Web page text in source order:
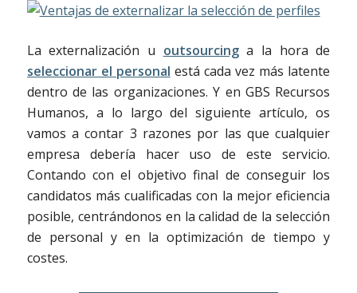
La externalización u outsourcinga la hora de
seleccionar el personal está cada vez más latente
dentro de las organizaciones. Y en GBS Recursos
Humanos, a lo largo del siguiente artículo, os
vamos a contar 3 razones por las que cualquier
empresa debería hacer uso de este servicio.
Contando con el objetivo final de conseguir los
candidatos más cualificadas con la mejor eficiencia
posible, centrándonos en la calidad de la selección
de personal y en la optimización de tiempo y
costes.